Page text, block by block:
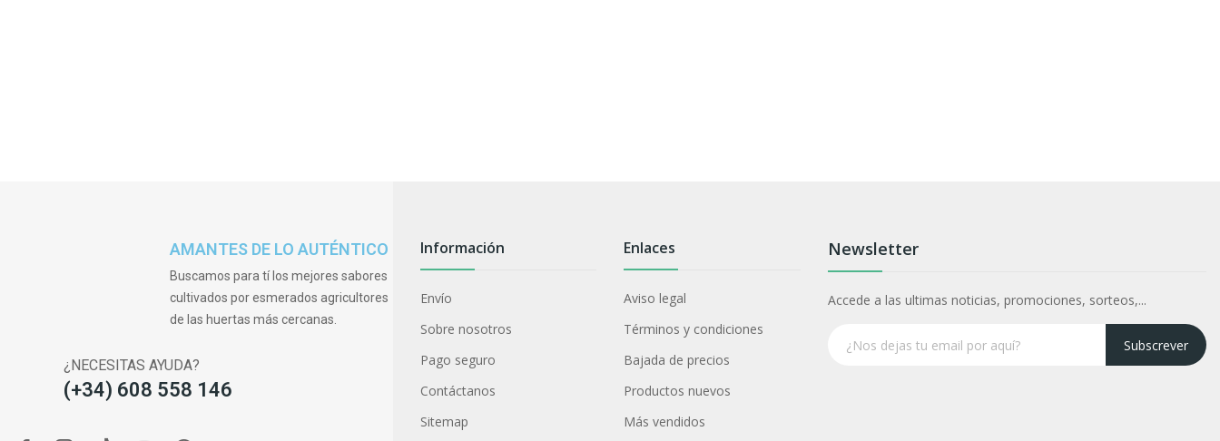
AMANTES DE LO AUTÉNTICO
Buscamos para tí los mejores sabores
cultivados por esmerados agricultores
de las huertas más cercanas.
¿NECESITAS AYUDA?
(+34) 608 558 146
Información
Envío
Sobre nosotros
Pago seguro
Contáctanos
Sitemap
Enlaces
Aviso legal
Términos y condiciones
Bajada de precios
Productos nuevos
Más vendidos
Newsletter
Accede a las ultimas noticias, promociones, sorteos,...
Subscrever